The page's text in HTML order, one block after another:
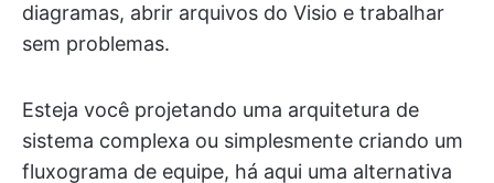
diagramas, abrir arquivos do Visio e trabalhar
sem problemas.
Esteja você projetando uma arquitetura de
sistema complexa ou simplesmente criando um
fluxograma de equipe, há aqui uma alternativa